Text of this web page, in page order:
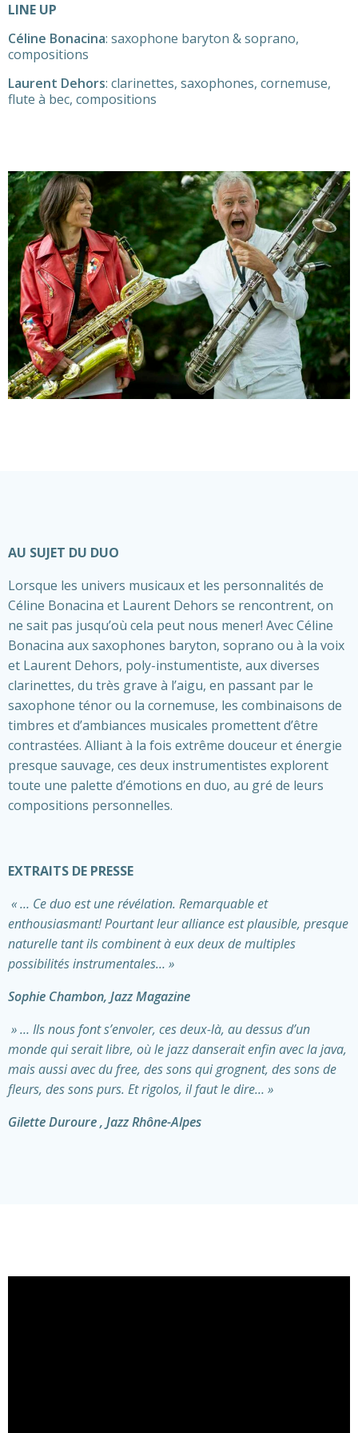
LINE UP
Céline Bonacina: saxophone baryton & soprano,
compositions
Laurent Dehors: clarinettes, saxophones, cornemuse,
flute à bec, compositions
AU SUJET DU DUO
Lorsque les univers musicaux et les personnalités de
Céline Bonacina et Laurent Dehors se rencontrent, on
ne sait pas jusqu’où cela peut nous mener! Avec Céline
Bonacina aux saxophones baryton, soprano ou à la voix
et Laurent Dehors, poly-instumentiste, aux diverses
clarinettes, du très grave à l’aigu, en passant par le
saxophone ténor ou la cornemuse, les combinaisons de
timbres et d’ambiances musicales promettent d’être
contrastées. Alliant à la fois extrême douceur et énergie
presque sauvage, ces deux instrumentistes explorent
toute une palette d’émotions en duo, au gré de leurs
compositions personnelles.
EXTRAITS DE PRESSE
« … Ce duo est une révélation. Remarquable et
enthousiasmant! Pourtant leur alliance est plausible, presque
naturelle tant ils combinent à eux deux de multiples
possibilités instrumentales… »
Sophie Chambon, Jazz Magazine
» … Ils nous font s’envoler, ces deux-là, au dessus d’un
monde qui serait libre, où le jazz danserait enfin avec la java,
mais aussi avec du free, des sons qui grognent, des sons de
fleurs, des sons purs. Et rigolos, il faut le dire… »
Gilette Duroure , Jazz Rhône-Alpes